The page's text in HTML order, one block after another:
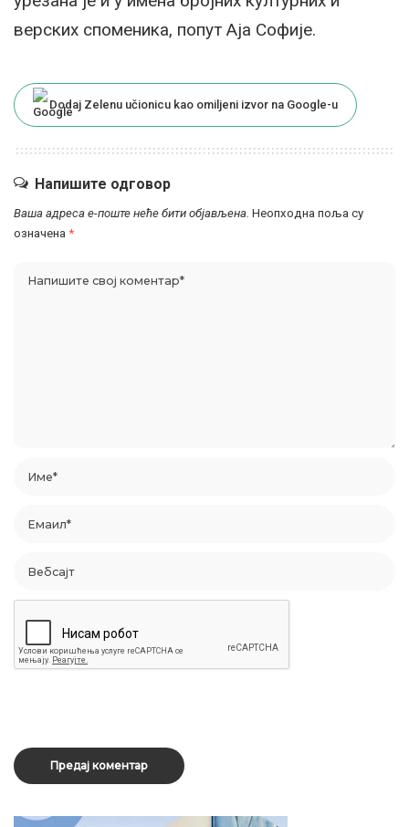
верских споменика, попут Аја Софије.
Dodaj Zelenu učionicu kao omiljeni izvor na Google-u
Напишите одговор
Ваша адреса е-поште неће бити објављена. Неопходна поља су
означена *